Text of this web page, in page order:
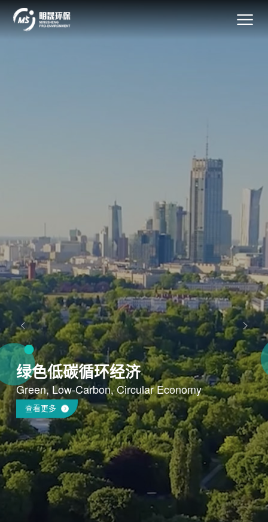
绿色低碳循环经济
Green, Low-Carbon, Circular Economy
查看更多